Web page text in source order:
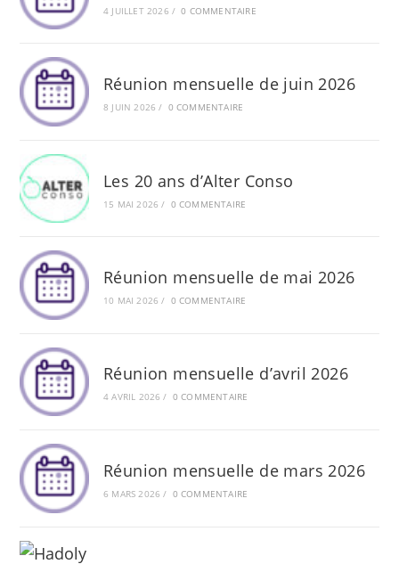
4 JUILLET 2026 / 0 COMMENTAIRE
Réunion mensuelle de juin 2026
8 JUIN 2026 / 0 COMMENTAIRE
Les 20 ans d’Alter Conso
15 MAI 2026 / 0 COMMENTAIRE
Réunion mensuelle de mai 2026
10 MAI 2026 / 0 COMMENTAIRE
Réunion mensuelle d’avril 2026
4 AVRIL 2026 / 0 COMMENTAIRE
Réunion mensuelle de mars 2026
6 MARS 2026 / 0 COMMENTAIRE